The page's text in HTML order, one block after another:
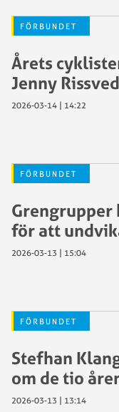
FÖRBUNDET
Årets
Jenny
2026-03-14 | 14:22
FÖRBUNDET
för att
2026-03-13 | 15:04
FÖRBUNDET
Stefhan
om de tio
2026-03-13 | 13:14